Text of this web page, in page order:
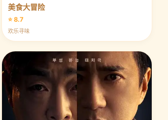
美食大冒险
⭐ 8.7
欢乐寻味